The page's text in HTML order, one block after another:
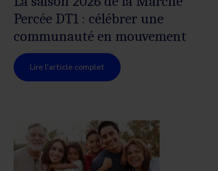
Percée DT1 : célébrer une
communauté en mouvement
Lire l’article complet